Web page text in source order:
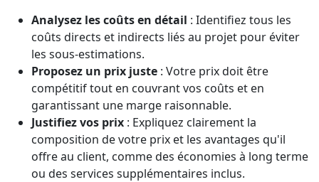
Analysez les coûts en détail : Identifiez tous les
coûts directs et indirects liés au projet pour éviter
les sous-estimations.
Proposez un prix juste : Votre prix doit être
compétitif tout en couvrant vos coûts et en
garantissant une marge raisonnable.
Justifiez vos prix : Expliquez clairement la
composition de votre prix et les avantages qu'il
offre au client, comme des économies à long terme
ou des services supplémentaires inclus.